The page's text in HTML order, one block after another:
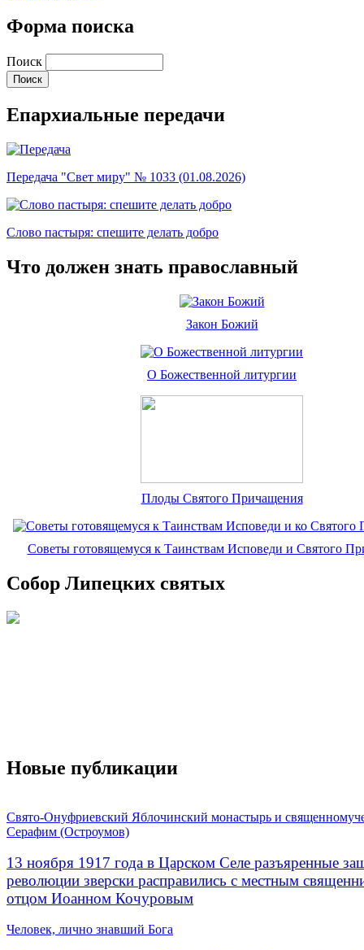
Форма поиска
Поиск
Епархиальные передачи
Передача "Свет миру" № 1033 (01.08.2026)
Слово пастыря: спешите делать добро
Что должен знать православный
Закон Божий
О Божественной литургии
Плоды Святого Причащения
Советы готовящемуся к Таинствам Исповеди и Святого
Собор Липецких святых
Новые публикации
Свято-Онуфриевский Яблочинский монастырь и
Серафим (Остроумов)
13 ноября 1917 года в Царском Селе разъяренные
революции зверски расправились с местным
отцом Иоанном Кочуровым
Человек, лично знавший Бога